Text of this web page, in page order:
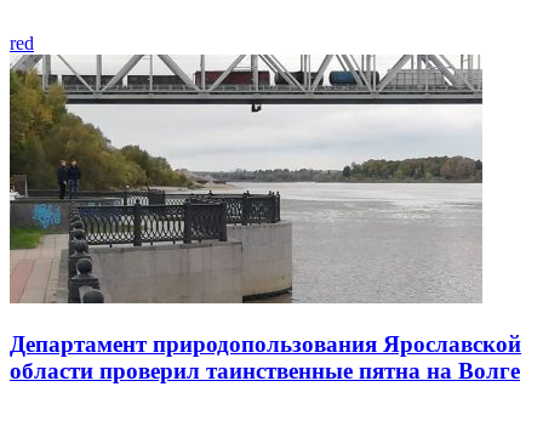
red
Департамент природопользования Ярославской
области проверил таинственные пятна на Волге